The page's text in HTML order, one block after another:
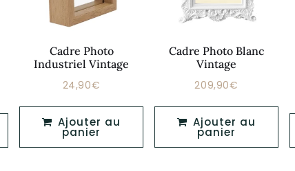
Cadre Photo
Industriel Vintage
Prix
24,90€
Ajouter au
panier
Cadre Photo Blanc
Vintage
Prix
209,90€
Ajouter au
panier